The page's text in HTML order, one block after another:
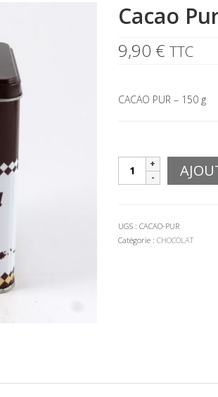
Cacao
9,90 € TTC
CACAO PUR – 150 g
quantité
cuisine"
-
UGS : CACAO-PUR
Catégorie : CHOCOLAT